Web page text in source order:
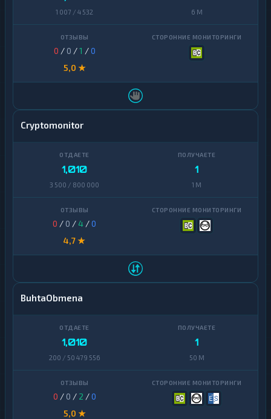
1 007 / 4 532 6 M
0 / 0 /1 /0
5,0 ★
Cryptomonitor
1,010
3 500 / 800 000
1
1 M
0 / 0 / 4 /0
4,7 ★
BuhtaObmena
1,010
200 / 50 479 556
1
50 M
0 / 0 / 2 /0
5,0 ★